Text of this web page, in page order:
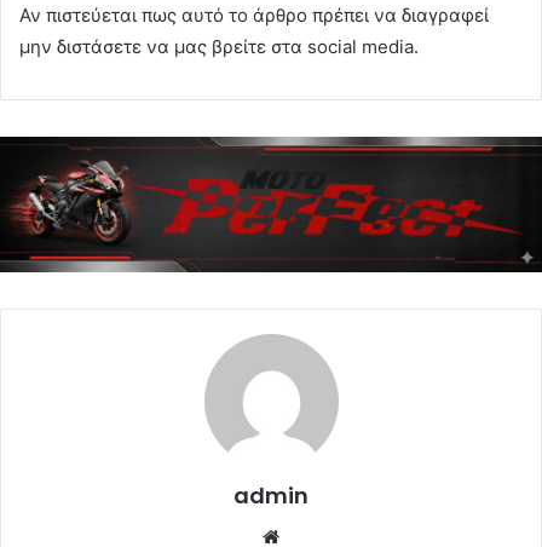
Αν πιστεύεται πως αυτό το άρθρο πρέπει να διαγραφεί
μην διστάσετε να μας βρείτε στα social media.
admin